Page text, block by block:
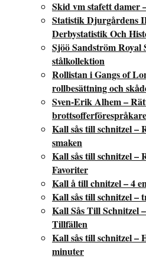
Skid vm stafett damer
Statistik Djurgårdens
Derbystatistik Och
Sjöö Sandström Royal
stålkollektion
Rollistan i Gangs of
rollbesättning och
Sven-Erik Alhem –
brottsofferförespråkare
Kall sås till schnitzel –
smaken
Kall sås till schnitzel –
Favoriter
Kall å till chnitzel – 4
Kall sås till schnitzel –
Kall Sås Till Schnitzel
Tillfällen
Kall sås till schnitzel –
minuter